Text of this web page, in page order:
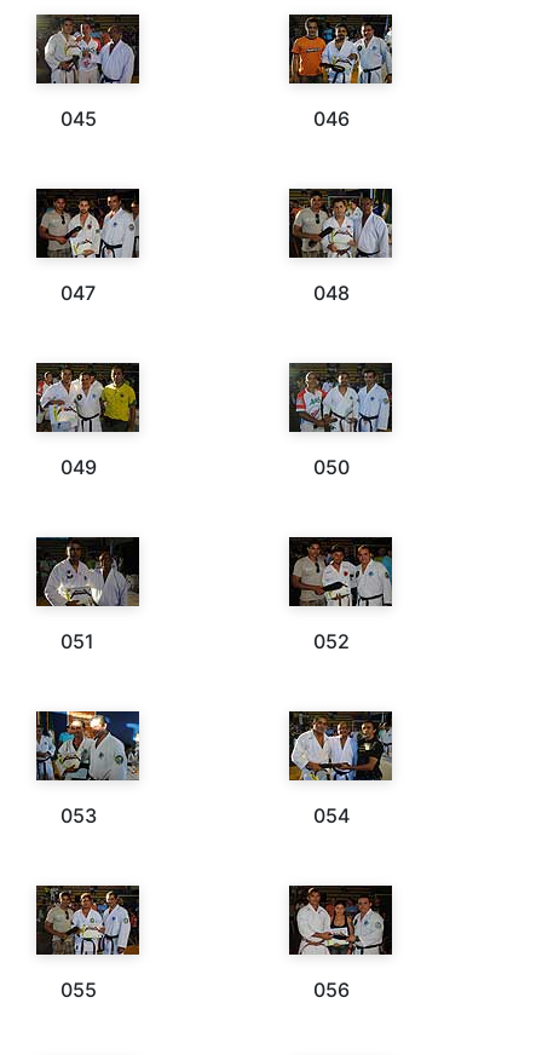
045 046
047 048
049 050
051 052
053 054
055 056